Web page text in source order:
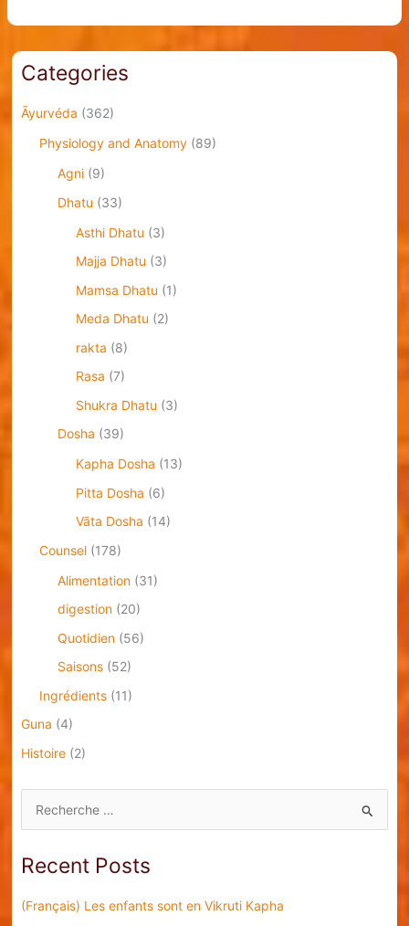
Categories
Āyurvéda (362)
Physiology and Anatomy(89)
Agni(9)
Dhatu (33)
Asthi Dhatu (3)
Majja Dhatu (3)
Mamsa Dhatu (1)
Meda Dhatu (2)
rakta (8)
Rasa (7)
Shukra Dhatu (3)
Dosha (39)
Kapha Dosha (13)
Pitta Dosha (6)
Vāta Dosha (14)
Counsel(178)
Alimentation(31)
digestion(20)
Quotidien(56)
Saisons(52)
Ingrédients(11)
Guna (4)
Histoire(2)
e
r
c
Recent Posts
(Français) Les enfants sont en Vikruti Kapha